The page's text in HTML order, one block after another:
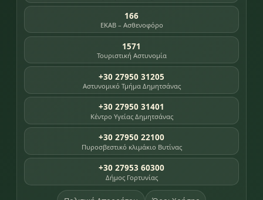
166
ΕΚΑΒ – Ασθενοφόρο
1571
Τουριστική Αστυνομία
+30 27950 31205
Αστυνομικό Τμήμα Δημητσάνας
+30 27950 31401
Κέντρο Υγείας Δημητσάνας
+30 27950 22100
Πυροσβεστικό κλιμάκιο Βυτίνας
+30 27953 60300
Δήμος Γορτυνίας